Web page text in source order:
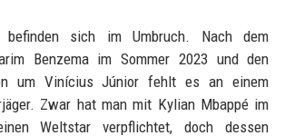
befinden sich im Umbruch. Nach dem
Benzema im Sommer 2023 und den
um Vinícius Júnior fehlt es an einem
Zwar hat man mit Kylian Mbappé im
Weltstar verpflichtet, doch dessen